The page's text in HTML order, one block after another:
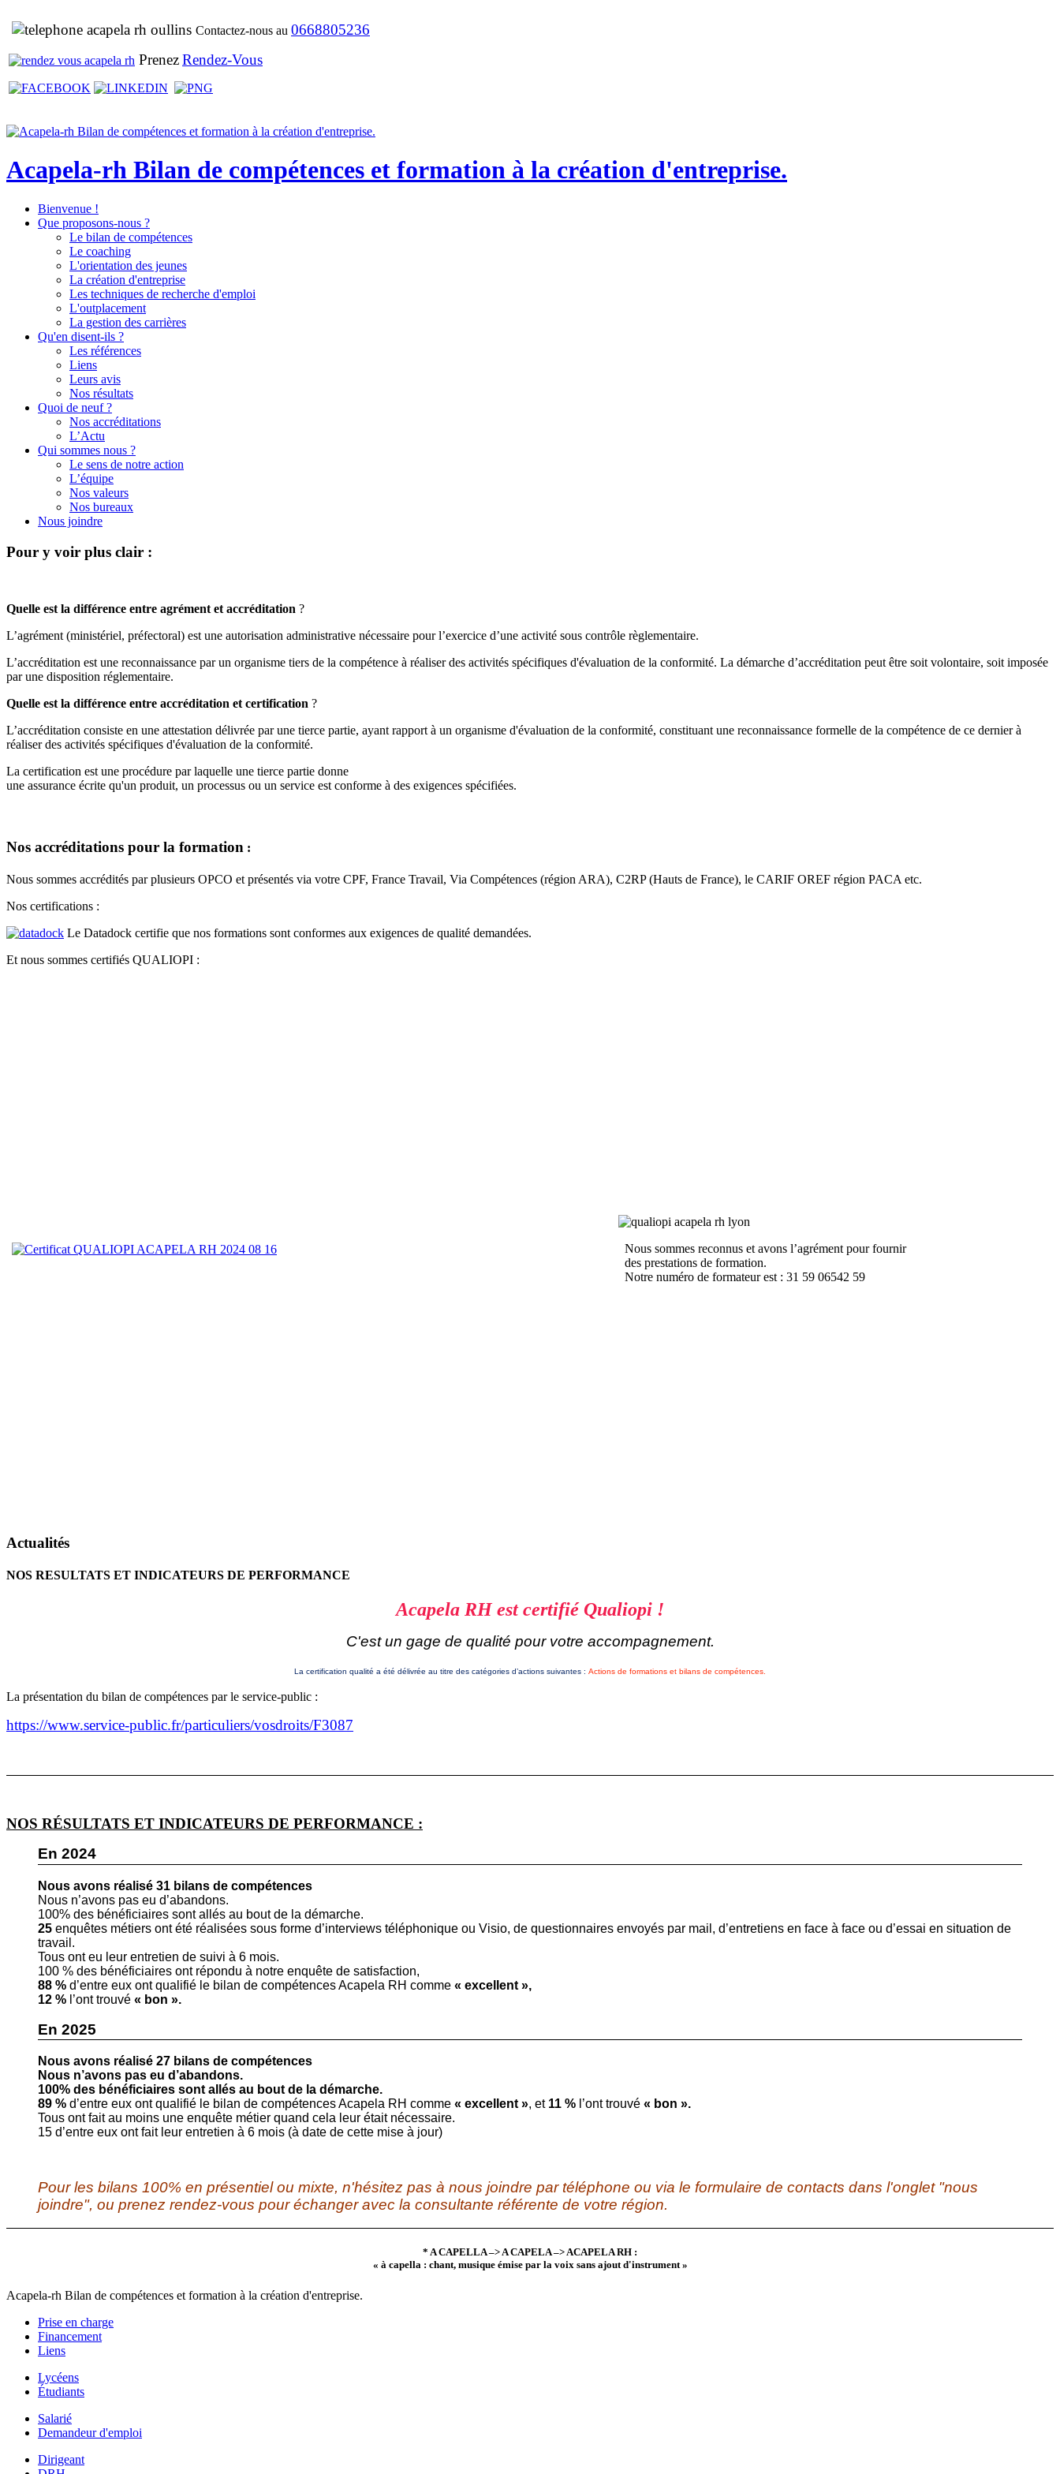
Contactez-nous au 0668805236
PrenezRendez-Vous
Acapela-rh Bilan de compétences et formation à la création d'entreprise.
Bienvenue !
Que proposons-nous ?
Le bilan de compétences
Le coaching
L'orientation des jeunes
La création d'entreprise
Les techniques de recherche d'emploi
L'outplacement
La gestion des carrières
Qu'en disent-ils ?
Les références
Liens
Leurs avis
Nos résultats
Quoi de neuf ?
Nos accréditations
L’Actu
Qui sommes nous ?
Le sens de notre action
L’équipe
Nos valeurs
Nos bureaux
Nous joindre
Pour y voir plus clair :
Quelle est la différence entre agrément et accréditation ?
L’agrément (ministériel, préfectoral) est une autorisation administrative nécessaire pour l’exercice d’une activité sous contrôle règlementaire.
L’accréditation est une reconnaissance par un organisme tiers de la compétence à réaliser des activités spécifiques d'évaluation de la conformité. La démarche d’accréditation peut être soit volontaire, soit imposée
par une disposition réglementaire.
Quelle est la différence entre accréditation et certification ?
L’accréditation consiste en une attestation délivrée par une tierce partie, ayant rapport à un organisme d'évaluation de la conformité, constituant une reconnaissance formelle de la compétence de ce dernier à
réaliser des activités spécifiques d'évaluation de la conformité.
La certification est une procédure par laquelle une tierce partie donne
une assurance écrite qu'un produit, un processus ou un service est conforme à des exigences spécifiées.
Nos accréditations pour la formation :
Nous sommes accrédités par plusieurs OPCO et présentés via votre CPF, France Travail, Via Compétences (région ARA), C2RP (Hauts de France), le CARIF OREF région PACA etc.
Nos certifications :
Le Datadock certifie que nos formations sont conformes aux exigences de qualité demandées.
Et nous sommes certifiés QUALIOPI :
Nous sommes reconnus et avons l’agrément pour fournir
des prestations de formation.
Notre numéro de formateur est : 31 59 06542 59
Actualités
NOS RESULTATS ET INDICATEURS DE PERFORMANCE
Acapela RH est certifié Qualiopi !
C'est un gage de qualité pour votre accompagnement.
La certification qualité a été délivrée au titre des catégories d’actions suivantes : Actions de formations et bilans de compétences.
La présentation du bilan de compétences par le service-public :
https://www.service-public.fr/particuliers/vosdroits/F3087
NOS RÉSULTATS ET INDICATEURS DE PERFORMANCE :
En 2024
Nous avons réalisé 31 bilans de compétences
Nous n’avons pas eu d’abandons.
100% des bénéficiaires sont allés au bout de la démarche.
25 enquêtes métiers ont été réalisées sous forme d’interviews téléphonique ou Visio, de questionnaires envoyés par mail, d’entretiens en face à face ou d’essai en situation de
travail.
Tous ont eu leur entretien de suivi à 6 mois.
100 % des bénéficiaires ont répondu à notre enquête de satisfaction,
88 % d’entre eux ont qualifié le bilan de compétences Acapela RH comme « excellent »,
12 % l’ont trouvé « bon ».
En 2025
Nous avons réalisé 27 bilans de compétences
Nous n’avons pas eu d’abandons.
100% des bénéficiaires sont allés au bout de la démarche.
89 % d’entre eux ont qualifié le bilan de compétences Acapela RH comme « excellent », et 11 % l’ont trouvé « bon ».
Tous ont fait au moins une enquête métier quand cela leur était nécessaire.
15 d’entre eux ont fait leur entretien à 6 mois (à date de cette mise à jour)
Pour les bilans 100% en présentiel ou mixte, n'hésitez pas à nous joindre par téléphone ou via le formulaire de contacts dans l'onglet "nous
joindre", ou prenez rendez-vous pour échanger avec la consultante référente de votre région.
* A CAPELLA –> A CAPELA –> ACAPELA RH :
« à capella : chant, musique émise par la voix sans ajout d'instrument »
Acapela-rh Bilan de compétences et formation à la création d'entreprise.
Prise en charge
Financement
Liens
Lycéens
Étudiants
Salarié
Demandeur d'emploi
Dirigeant